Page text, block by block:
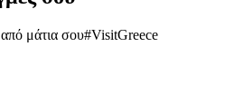
μάτια σου#VisitGreece